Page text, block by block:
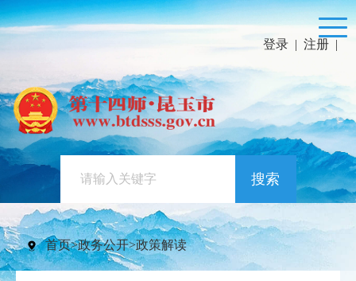
登录 | 注册 |
搜索
首页>政务公开>政策解读